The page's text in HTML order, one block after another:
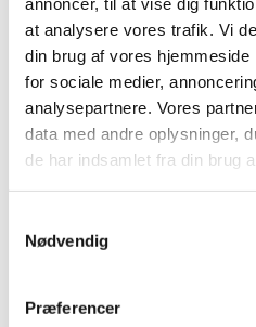
at analysere vores trafik. Vi
din brug af vores
for sociale medier,
analysepartnere. Vores
data med andre oplysninger,
de har indsamlet fra din brug
Nødvendig
Præferencer
Alle
VIDEN
Cradle to
Nyheder
Vallensbækvej 26-28
CVR. nr.: 21 48 11 30